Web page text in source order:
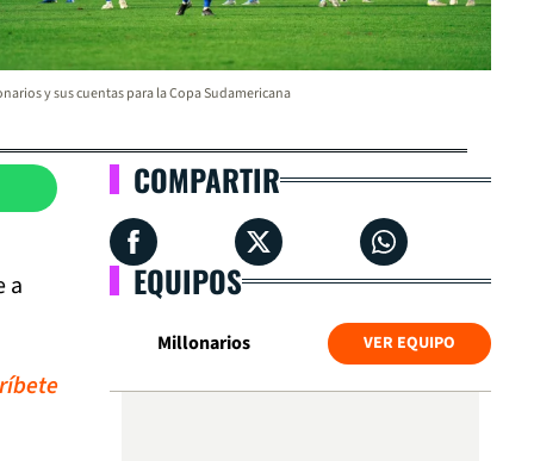
y sus cuentas para la Copa Sudamericana
a
COMPARTIR
EQUIPOS
Millonarios VER EQUIPO